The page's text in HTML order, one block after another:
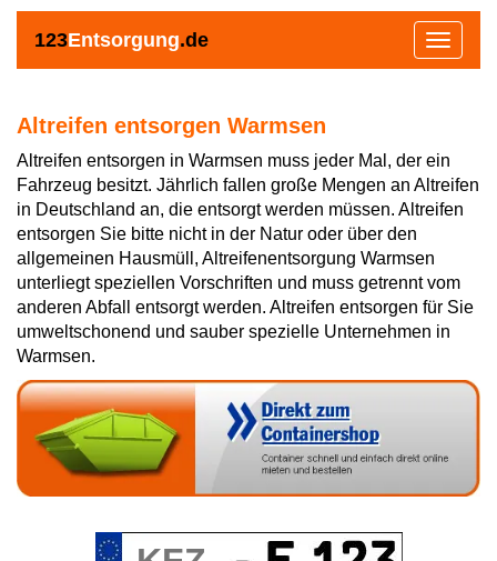
123Entsorgung.de
Toggle
Altreifen entsorgen Warmsen
Altreifen entsorgen in Warmsen muss jeder Mal, der ein
Fahrzeug besitzt. Jährlich fallen große Mengen an Altreifen
in Deutschland an, die entsorgt werden müssen. Altreifen
entsorgen Sie bitte nicht in der Natur oder über den
allgemeinen Hausmüll, Altreifenentsorgung Warmsen
unterliegt speziellen Vorschriften und muss getrennt vom
anderen Abfall entsorgt werden. Altreifen entsorgen für Sie
umweltschonend und sauber spezielle Unternehmen in
Warmsen.